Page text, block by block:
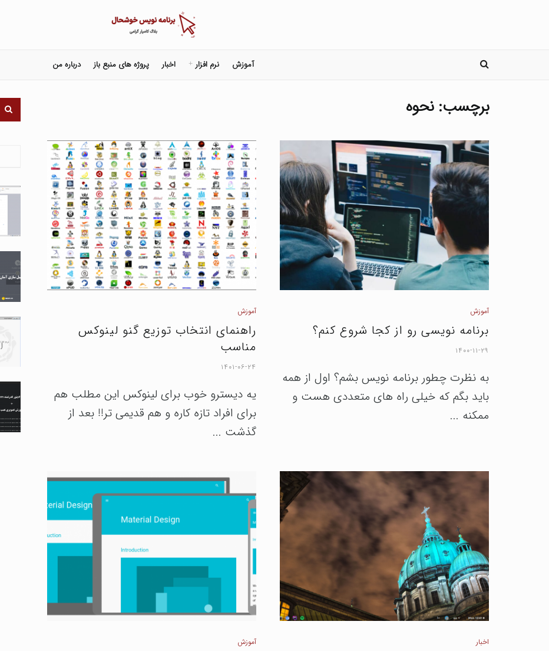
آموزش نرم افزار اخبار پروژه های منبع باز درباره من
برچسب:نحوه
آموزش
برنامه نویسی رو از کجا شروع کنم؟
۱۴۰۰-۱۱-۲۹
به نظرت چطور برنامه نویس بشم؟ اول از همه
باید بگم که خیلی راه های متعددی هست و
ممکنه ...
آموزش
راهنمای انتخاب توزیع گنو لینوکس
مناسب
۱۴۰۱-۰۶-۲۴
یه دیسترو خوب برای لینوکس این مطلب هم
برای افراد تازه کاره و هم قدیمی تر!! بعد از
گذشت ...
اخبار آموزش
پروژه های منبع باز
درباره من